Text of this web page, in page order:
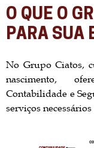
O QUE O
PARA SUA
No Grupo Ciatos,
nascimento,
Contabilidade e
serviços